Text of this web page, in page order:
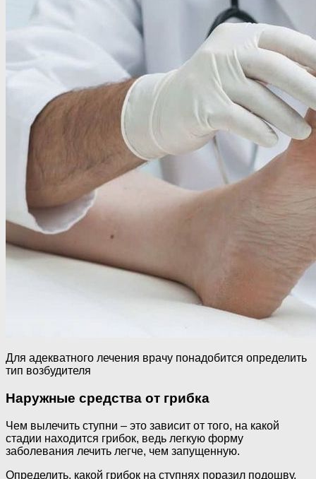
Для адекватного лечения врачу понадобится определить
тип возбудителя
Наружные средства от грибка
Чем вылечить ступни – это зависит от того, на какой
стадии находится грибок, ведь легкую форму
заболевания лечить легче, чем запущенную.
Определить, какой грибок на ступнях поразил подошву,